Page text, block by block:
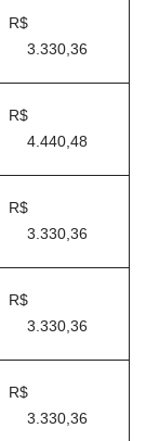
R$
3.330,36
R$
4.440,48
R$
3.330,36
R$
3.330,36
R$
3.330,36